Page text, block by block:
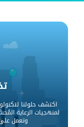
اكتشف حلولنا
لمنهجيات الرعاية
وتعمل